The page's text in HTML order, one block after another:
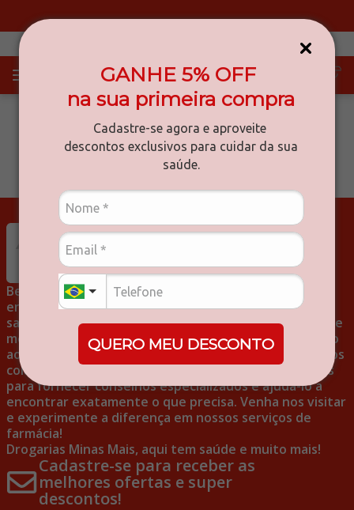
GANHE 5% OFF
na sua primeira compra
Cadastre-se agora e aproveite
descontos exclusivos para cuidar da sua
saúde.
QUERO MEU DESCONTO
Bem-vindo a Drogarias Minas Mais! Aqui, você
encontrará tudo o que precisa para cuidar da sua
saúde e bem-estar. Oferecemos uma ampla seleção de
medicamentos e produtos no geral, com atendimento
ao cliente excepcional em todas as suas visitas. Nossos
colaboradores experientes estão sempre disponíveis
para fornecer conselhos especializados e ajudá-lo a
encontrar exatamente o que precisa. Venha nos visitar
e experimente a diferença em nossos serviços de
farmácia!
Drogarias Minas Mais, aqui tem saúde e muito mais!
Cadastre-se para receber as
melhores ofertas e super
descontos!